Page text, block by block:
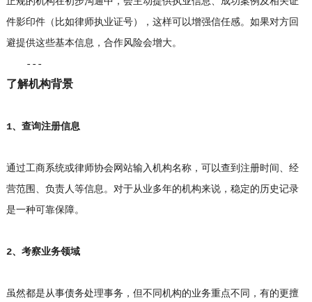
件影印件（比如律师执业证号），这样可以增强信任感。如果对方回
避提供这些基本信息，合作风险会增大。
---
了解机构背景
1、查询注册信息
通过工商系统或律师协会网站输入机构名称，可以查到注册时间、经
营范围、负责人等信息。对于从业多年的机构来说，稳定的历史记录
是一种可靠保障。
2、考察业务领域
虽然都是从事债务处理事务，但不同机构的业务重点不同，有的更擅